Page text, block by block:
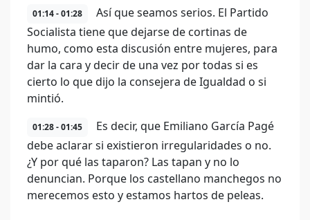
01:14 - 01:28
Así que seamos serios. El Partido
Socialista tiene que dejarse de cortinas de
humo, como esta discusión entre mujeres, para
dar la cara y decir de una vez por todas si es
cierto lo que dijo la consejera de Igualdad o si
mintió.
01:28 - 01:45
Es decir, que Emiliano García Pagé
debe aclarar si existieron irregularidades o no.
¿Y por qué las taparon? Las tapan y no lo
denuncian. Porque los castellano manchegos no
merecemos esto y estamos hartos de peleas.